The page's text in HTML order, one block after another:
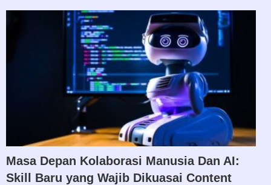
Masa Depan Kolaborasi Manusia Dan AI:
Skill Baru yang Wajib Dikuasai Content